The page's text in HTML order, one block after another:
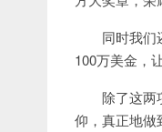
同时我们
100万美金，
除了这两
仰，真正地做